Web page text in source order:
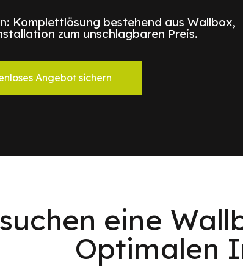
Komplettlösung bestehend aus Wallbox,
zum unschlagbaren Preis.
Angebot sichern
eine
Optimalen